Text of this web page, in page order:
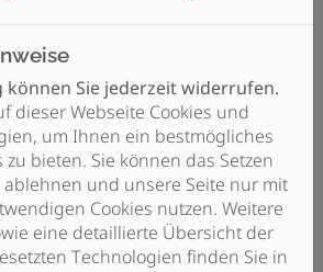
Jahre Erfahrung
Sie jederzeit widerrufen.
dieser Webseite Cookies und
um Ihnen ein bestmögliches
bieten. Sie können das Setzen
ablehnen und unsere Seite nur mit
Cookies nutzen. Weitere
eine detaillierte Übersicht der
Technologien finden Sie in